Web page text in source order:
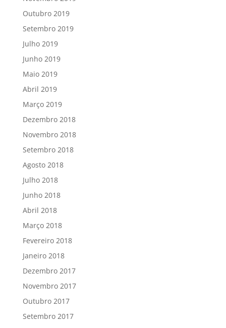
Outubro 2019
Setembro 2019
Julho 2019
Junho 2019
Maio 2019
Abril 2019
Março 2019
Dezembro 2018
Novembro 2018
Setembro 2018
Agosto 2018
Julho 2018
Junho 2018
Abril 2018
Março 2018
Fevereiro 2018
Janeiro 2018
Dezembro 2017
Novembro 2017
Outubro 2017
Setembro 2017